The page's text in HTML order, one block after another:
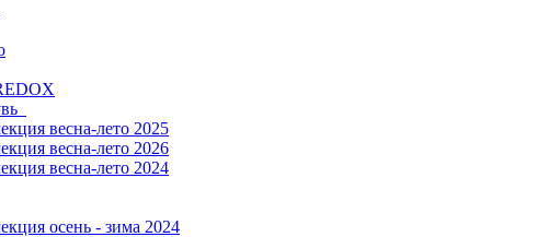
весна-лето 2025
весна-лето 2026
весна-лето 2024
осень - зима 2024